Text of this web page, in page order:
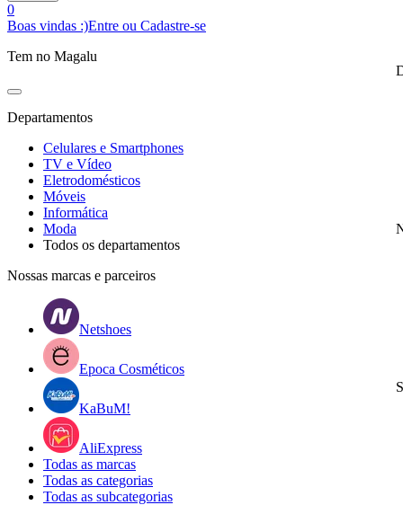
0
Boas vindas :)Entre ou Cadastre-se
Tem no Magalu
Departamentos
Celulares e Smartphones
TV e Vídeo
Eletrodomésticos
Móveis
Informática
Moda
Todos os departamentos
Nossas marcas e parceiros
Netshoes
Epoca Cosméticos
KaBuM!
AliExpress
Todas as marcas
Todas as categorias
Todas as subcategorias